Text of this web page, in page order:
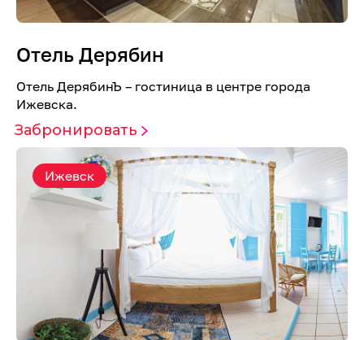
Отель Дерябин
Отель ДерябинЪ – гостиница в центре города
Ижевска.
Забронировать
Ижевск